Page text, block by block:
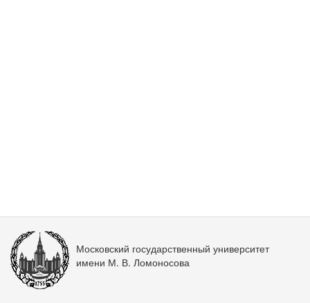
Московский государственный университет
имени М. В. Ломоносова